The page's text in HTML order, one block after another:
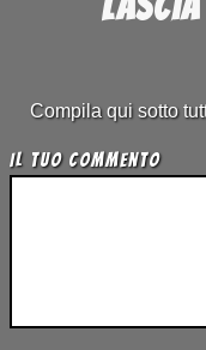
Compila qui sotto
Il tuo Commento